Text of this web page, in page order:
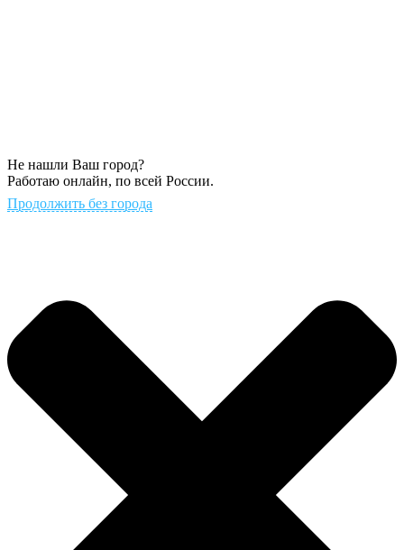
Не нашли Ваш город?
Работаю онлайн, по всей России.
Продолжить без города